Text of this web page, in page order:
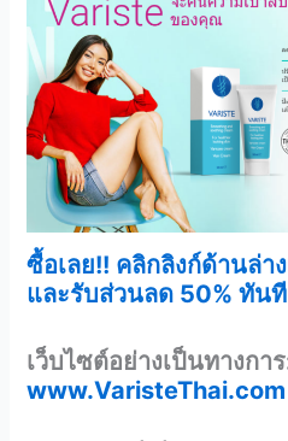
ซื้อเลย!! คลิกลิงก์ด้านล่า
และรับส่วนลด 50% ทันที
เว็บไซต์อย่างเป็นทางกา
www.VaristeThai.com